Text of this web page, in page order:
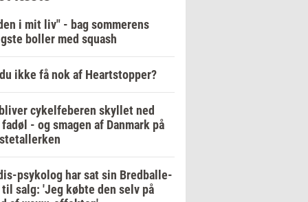
i mit liv" - bag sommerens
boller med squash
ikke få nok af Heartstopper?
cykelfeberen skyllet ned
fadøl - og smagen af Danmark på
psykolog har sat sin Bredballe-
salg: 'Jeg købte den selv på